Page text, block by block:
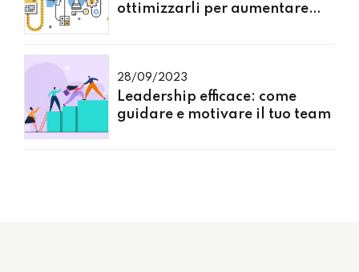
ottimizzarli per aumentare
28/09/2023
Leadership efficace: come
guidare e motivare il tuo team